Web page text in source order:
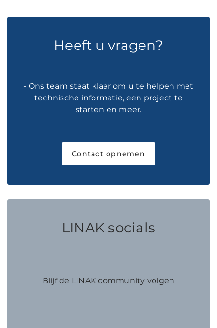
Heeft u vragen?
- Ons team staat klaar om u te helpen met
technische informatie, een project te
starten en meer.
Contact opnemen
LINAK socials
Blijf de LINAK community volgen